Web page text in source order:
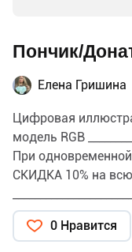
Пончик/
Елена Гришина
Цифровая
модель RGB
При
СКИДКА 10% на
ПРИМЕНЕНИЕ и
можно0 Нравится